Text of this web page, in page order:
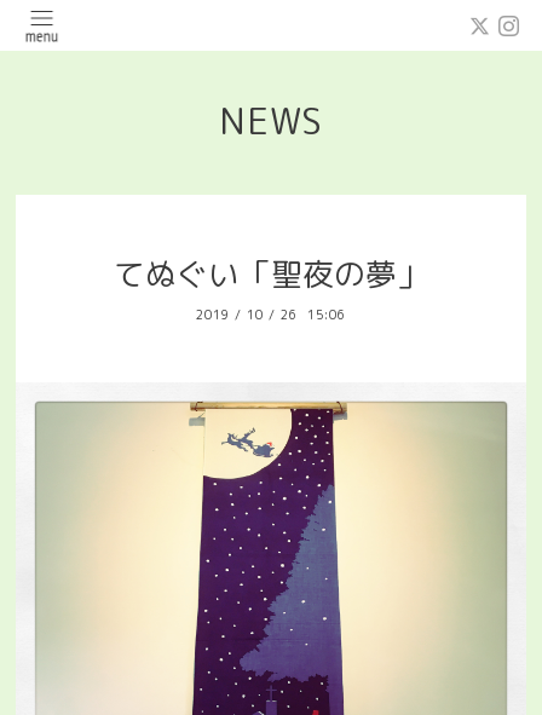
NEWS
てぬぐい「聖夜の夢」
2019 / 10 / 26 15:06